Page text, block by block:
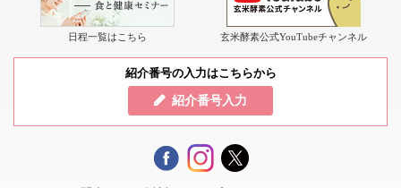
日程一覧はこちら 玄米酵素公式YouTubeチャンネル
紹介番号の入力はこちらから
紹介番号入力